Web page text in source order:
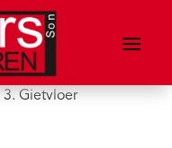
3. Gietvloer